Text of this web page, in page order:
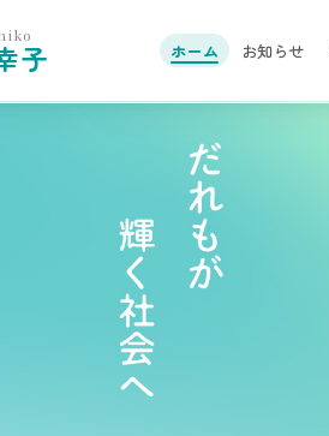
子 ホーム お知らせ